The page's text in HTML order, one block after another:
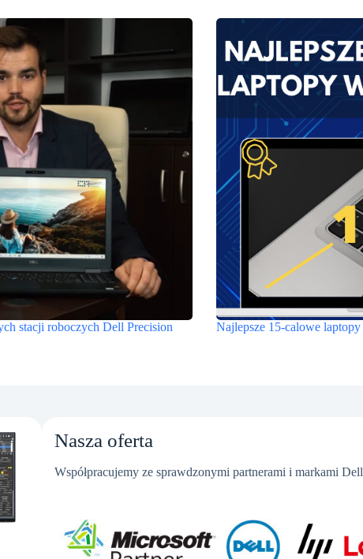
stacji roboczych Dell Precision Najlepsze 15-calowe laptopy
Nasza oferta
Współpracujemy ze sprawdzonymi partnerami i markami